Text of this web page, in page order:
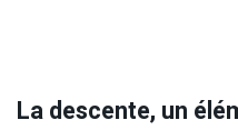
La descente, un